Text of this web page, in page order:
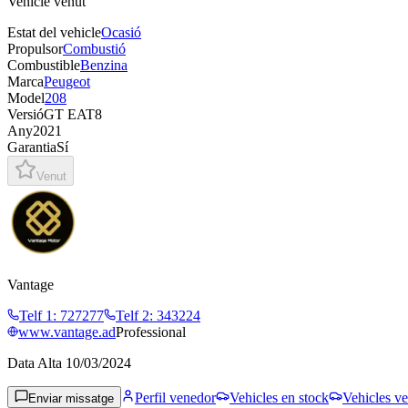
Estat del vehicleOcasió
PropulsorCombustió
CombustibleBenzina
MarcaPeugeot
Model208
VersióGT EAT8
Any2021
GarantiaSí
Venut
Vantage
Telf 1 : 727277 Telf 2: 343224
www.vantage.adProfessional
Data Alta 10/03/2024
Enviar missatge Perfil venedor Vehicles en stock Vehicles